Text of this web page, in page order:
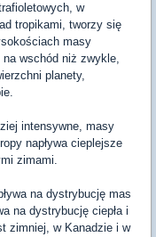
w
tropikami, tworzy się
masy
wschód niż zwykle,
planety,
intensywne, masy
napływa cieplejsze
zimami.
na dystrybucję mas
na dystrybucję ciepła i
zimniej, w Kanadzie i w